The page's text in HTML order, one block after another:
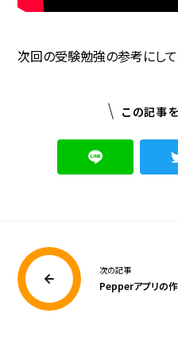
次回の受験勉強の参考にし
この記事
次の記事
Pepperアプリの